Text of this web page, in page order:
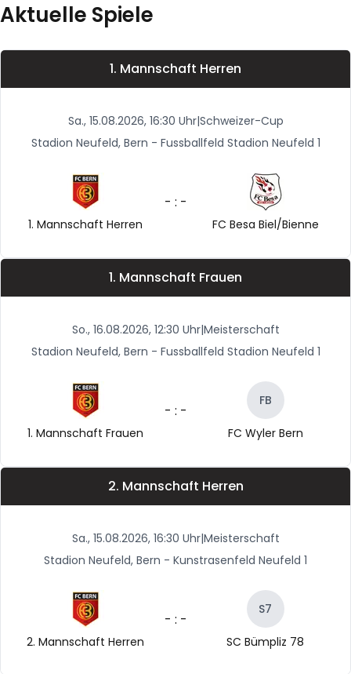
Aktuelle Spiele
1. Mannschaft Herren
Sa., 15.08.2026, 16:30 Uhr|Schweizer-Cup
Stadion Neufeld, Bern - Fussballfeld Stadion Neufeld 1
1. Mannschaft Herren
- : -
FC Besa Biel/Bienne
1. Mannschaft Frauen
So., 16.08.2026, 12:30 Uhr|Meisterschaft
Stadion Neufeld, Bern - Fussballfeld Stadion Neufeld 1
1. Mannschaft Frauen
- : -
FB
FC Wyler Bern
2. Mannschaft Herren
Sa., 15.08.2026, 16:30 Uhr|Meisterschaft
Stadion Neufeld, Bern - Kunstrasenfeld Neufeld 1
2. Mannschaft Herren
- : -
S7
SC Bümpliz 78